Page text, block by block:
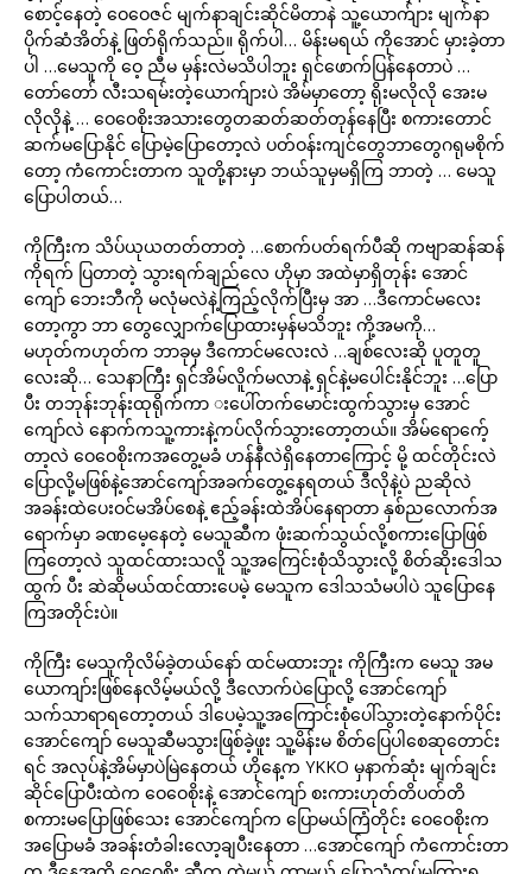
စောင့်နေတဲ့ ဝေဝေဇင် မျက်နာချင်းဆိုင်မိတာနဲ သူ့ယောက်ျား မျက်နာ
ပိုက်ဆံအိတ်နဲ့ ဖြတ်ရိုက်သည်။ ရိုက်ပါ… မိန်းမရယ် ကိုအောင် မှားခဲ့တာ
ပါ …မေသူကို ဝေ့ ညီမ မှန်းလဲမသိပါဘူး ရှင်ဖောက်ပြန်နေတာပဲ …
တော်တော် လီးသရမ်းတဲ့ယောက်ျားပဲ အိမ်မှာတော့ ရိုးမလိုလို အေးမ
လိုလိုနဲ့ … ဝေဝေစိုးအသားတွေတဆတ်ဆတ်တုန်နေပြီး စကားတောင်
ဆက်မပြောနိုင် ပြောမဲ့ပြောတော့လဲ ပတ်ဝန်းကျင်တွေဘာတွေဂရုမစိုက်
တော့ ကံကောင်းတာက သူတို့နားမှာ ဘယ်သူမှမရှိကြ ဘာတဲ့ … မေသူ
ပြောပါတယ်…
ကိုကြီးက သိပ်ယုယတတ်တာတဲ့ …စောက်ပတ်ရက်ပီဆို ကဗျာဆန်ဆန်
ကိုရက် ပြတာတဲ့ သွားရက်ချည်လေ ဟိုမှာ အထဲမှာရှိတုန်း အောင်
ကျော် ဘေးဘီကို မလုံမလဲနဲ့ကြည့်လိုက်ပြီးမှ အာ …ဒီကောင်မလေး
တော့ကွာ ဘာ တွေလျှောက်ပြောထားမှန်မသိဘူး ကို့အမကို…
မဟုတ်ကဟုတ်က ဘာခုမှ ဒီကောင်မလေးလဲ …ချစ်လေးဆို ပူတူတူ
လေးဆို… သေနာကြီး ရှင်အိမ်လိူက်မလာနဲ့ ရှင်နဲ့မပေါင်းနိုင်ဘူး …ပြော
ပီး တဘုန်းဘုန်းထုရိုက်ကာ းပေါ်တက်မောင်းထွက်သွားမှ အောင်
ကျော်လဲ နောက်ကသူ့ကားနဲ့ကပ်လိုက်သွားတော့တယ်။ အိမ်ရောက်ေ့
တာ့လဲ ဝေဝေစိုးကအတွေ့မခံ ဟန်နီလဲရှိနေတာကြောင့် မို့ ထင်တိုင်းလဲ
ပြောလို့မဖြစ်နဲ့အောင်ကျော်အခက်တွေ့နေရတယ် ဒီလိုနဲ့ပဲ ညဆိုလဲ
အခန်းထဲပေးဝင်မအိပ်စေနဲ့ ဧည့်ခန်းထဲအိပ်နေရာတာ နှစ်ညလောက်အ
ရောက်မှာ ခဏမေ့နေတဲ့ မေသူဆီက ဖုံးဆက်သွယ်လို့စကားပြောဖြစ်
ကြတော့လဲ သူထင်ထားသလိူ သူ့အကြေင်းစုံသိသွားလို့ စိတ်ဆိုးဒေါသ
ထွက် ပီး ဆဲဆိုမယ်ထင်ထားပေမဲ့ မေသူက ဒေါသသံမပါပဲ သူပြောနေ
ကြအတိုင်းပဲ။
ကိုကြီး မေသူကိုလိမ်ခဲ့တယ်နော် ထင်မထားဘူး ကိုကြီးက မေသူ အမ
ယောကျာ်းဖြစ်နေလိမ့်မယ်လို့ ဒီလောက်ပဲပြောလို့ အောင်ကျော်
သက်သာရာရတော့တယ် ဒါပေမဲ့သူ့အကြောင်းစုံပေါ်သွားတဲ့နောက်ပိုင်း
အောင်ကျော် မေသူဆီမသွားဖြစ်ခဲ့ဖူး သူ့မိန်းမ စိတ်ပြေပါစေဆုတောင်း
ရင် အလုပ်နဲ့အိမ်မှာပဲမြဲနေတယ် ဟိုနေ့က YKKO မှနာက်ဆုံး မျက်ချင်း
ဆိုင်ပြောပီးထဲက ဝေဝေစိုးနဲ့ အောင်ကျော် စးကားဟုတ်တိပတ်တိ
စကားမပြောဖြစ်သေး အောင်ကျော်က ပြောမယ်ကြံတိုင်း ဝေဝေစိုးက
အပြောမခံ အခန်းတံခါးလော့ချပီးနေတာ …အောင်ကျော် ကံကောင်းတာ